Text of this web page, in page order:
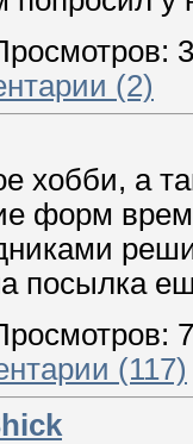
(2)
хобби, а
форм
посылка
(117)